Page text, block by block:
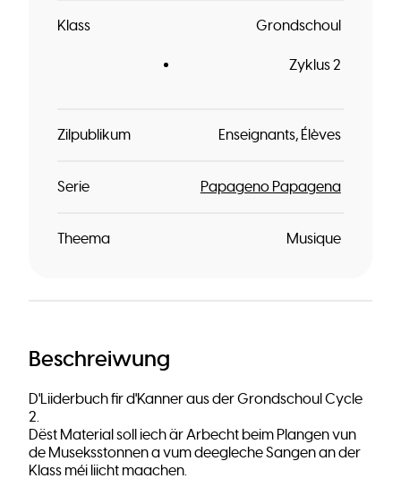
Klass Grondschoul
Zyklus 2
Zilpublikum Enseignants Élèves
Serie Papageno Papagena
Theema Musique
Beschreiwung
D'Liiderbuch fir d'Kanner aus der Grondschoul Cycle
2.
Dëst Material soll iech är Arbecht beim Plangen vun
de Museksstonnen a vum deegleche Sangen an der
Klass méi liicht maachen.